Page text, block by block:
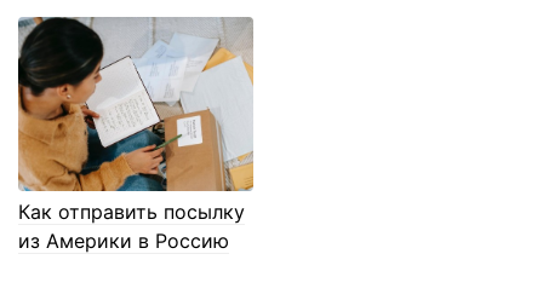
Как отправить посылку
из Америки в Россию